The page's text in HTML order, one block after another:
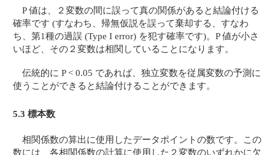
P 値は、２変数の間に誤って真の関係があると結論付ける
確率です (すなわち、帰無仮説を誤って棄却する、すなわ
ち、第1種の過誤 (Type I error) を犯す確率です)。P 値が小さ
いほど、その２変数は相関していることになります。
伝統的に P < 0.05 であれば、独立変数を従属変数の予測に
使うことができると結論付けることができます。
5.3 標本数
相関係数の算出に使用したデータポイントの数です。この
数には、各相関係数の計算に使用した２変数のいずれかに欠